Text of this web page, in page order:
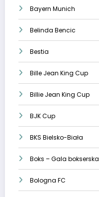
Bayern Munich
Belinda Bencic
Bestia
Bille Jean King Cup
Billie Jean King Cup
BJK Cup
BKS Bielsko-Biała
Boks – Gala bokserska
Bologna FC